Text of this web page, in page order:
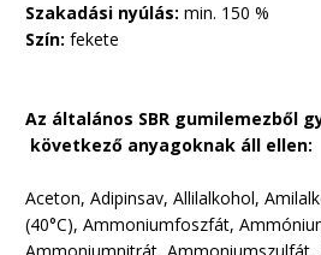
Szakadási nyúlás: min. 150 %
Szín: fekete
Az általános SBR gumilemezből
következő anyagoknak áll ellen:
Aceton, Adipinsav, Allilalkohol,
(40°C), Ammoniumfoszfát,